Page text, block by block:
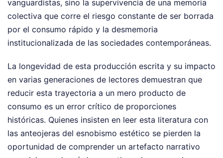
vanguardistas, sino la supervivencia de una memoria
colectiva que corre el riesgo constante de ser borrada
por el consumo rápido y la desmemoria
institucionalizada de las sociedades contemporáneas.
La longevidad de esta producción escrita y su impacto
en varias generaciones de lectores demuestran que
reducir esta trayectoria a un mero producto de
consumo es un error crítico de proporciones
históricas. Quienes insisten en leer esta literatura con
las anteojeras del esnobismo estético se pierden la
oportunidad de comprender un artefacto narrativo